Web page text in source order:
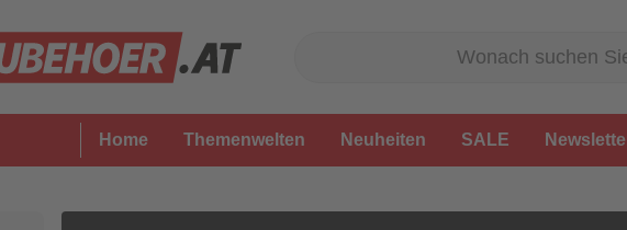
Home Themenwelten Neuheiten SALE